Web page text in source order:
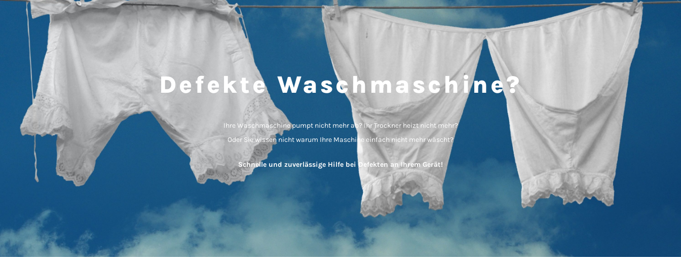
Defekte Waschmaschine?
Ihre Waschmaschine pumpt nicht mehr ab? Ihr Trockner heizt nicht mehr?
Oder Sie wissen nicht warum Ihre Maschine einfach nicht mehr wäscht?
Schnelle und zuverlässige Hilfe bei Defekten an Ihrem Gerät!